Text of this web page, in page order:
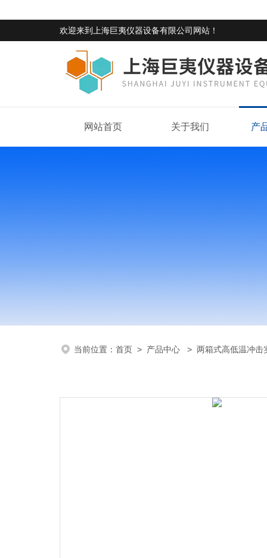
欢迎来到 上海巨夷仪器设备有限公司网站 ！
网站首页 关于我们 产
当前位置： 首页 > 产品中心 > 两箱式高低温冲击